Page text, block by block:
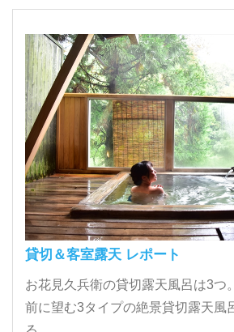
貸切＆客室露天 レポート
お花見久兵衛の貸切露天風呂は3つ
前に望む3タイプの絶景貸切露天風